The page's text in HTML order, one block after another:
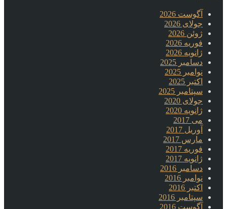
آگوست 2026
جولای 2026
ژوئن 2026
فوریه 2026
ژانویه 2026
دسامبر 2025
نوامبر 2025
اکتبر 2025
سپتامبر 2025
جولای 2020
ژانویه 2020
می 2017
آوریل 2017
مارس 2017
فوریه 2017
ژانویه 2017
دسامبر 2016
نوامبر 2016
اکتبر 2016
سپتامبر 2016
آگوست 2016